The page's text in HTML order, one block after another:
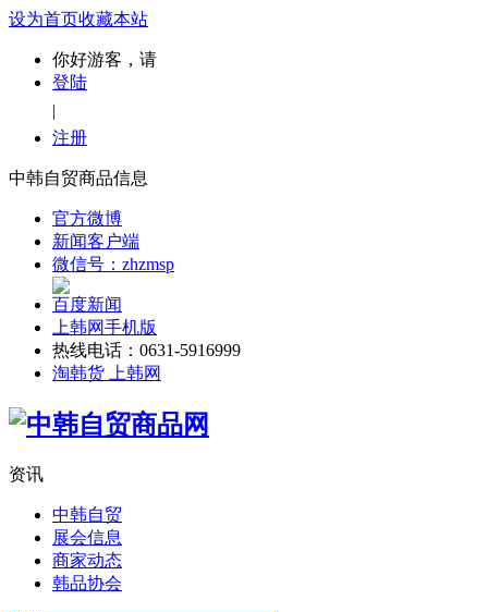
设为首页收藏本站
你好游客，请
登陆
|
注册
中韩自贸商品信息
官方微博
新闻客户端
微信号：zhzmsp
百度新闻
上韩网手机版
热线电话：0631-5916999
淘韩货 上韩网
资讯
中韩自贸
展会信息
商家动态
韩品协会